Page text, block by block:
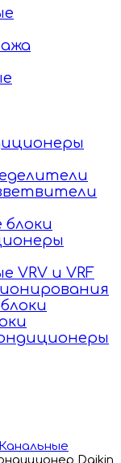
VRV и VRF
Канальные
Daikin